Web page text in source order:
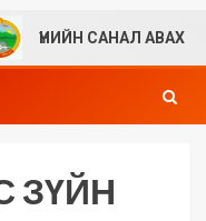
САНАЛ АВАХ ТУХАЙ
ЗҮЙН